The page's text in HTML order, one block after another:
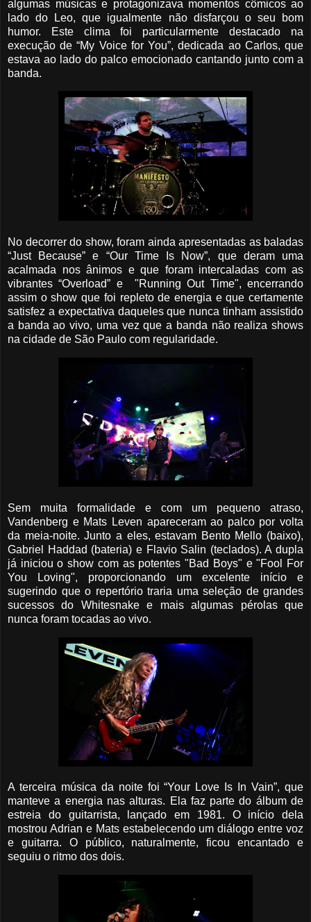
algumas músicas e protagonizava momentos cômicos ao
lado do Leo, que igualmente não disfarçou o seu bom
humor. Este clima foi particularmente destacado na
execução de “My Voice for You”, dedicada ao Carlos, que
estava ao lado do palco emocionado cantando junto com a
banda.
No decorrer do show, foram ainda apresentadas as baladas
“Just Because” e “Our Time Is Now”, que deram uma
acalmada nos ânimos e que foram intercaladas com as
vibrantes “Overload” e "Running Out Time", encerrando
assim o show que foi repleto de energia e que certamente
satisfez a expectativa daqueles que nunca tinham assistido
a banda ao vivo, uma vez que a banda não realiza shows
na cidade de São Paulo com regularidade.
Sem muita formalidade e com um pequeno atraso,
Vandenberg e Mats Leven apareceram ao palco por volta
da meia-noite. Junto a eles, estavam Bento Mello (baixo),
Gabriel Haddad (bateria) e Flavio Salin (teclados). A dupla
já iniciou o show com as potentes "Bad Boys" e "Fool For
You Loving", proporcionando um excelente início e
sugerindo que o repertório traria uma seleção de grandes
sucessos do Whitesnake e mais algumas pérolas que
nunca foram tocadas ao vivo.
A terceira música da noite foi “Your Love Is In Vain”, que
manteve a energia nas alturas. Ela faz parte do álbum de
estreia do guitarrista, lançado em 1981. O início dela
mostrou Adrian e Mats estabelecendo um diálogo entre voz
e guitarra. O público, naturalmente, ficou encantado e
seguiu o ritmo dos dois.